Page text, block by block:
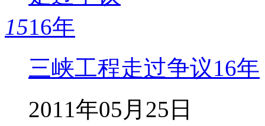
15
三峡工程走过争议16年
2011年05月25日